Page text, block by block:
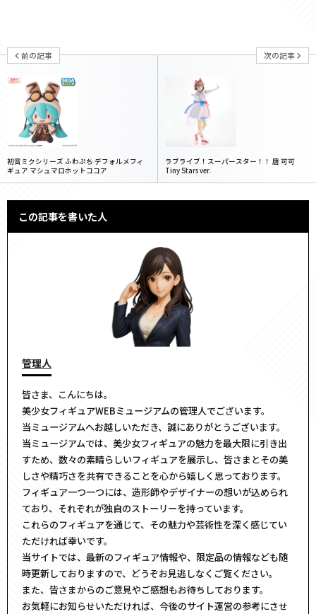
前の記事
初音ミクシリーズ ふわぷち デフォルメフィ
ギュア マシュマロホットココア
次の記事
ラブライブ！スーパースター！！ 唐 可可
Tiny Stars ver.
この記事を書いた人
管理人
皆さま、こんにちは。
美少女フィギュアWEBミュージアムの管理人でございます。
当ミュージアムへお越しいただき、誠にありがとうございます。
当ミュージアムでは、美少女フィギュアの魅力を最大限に引き出
すため、数々の素晴らしいフィギュアを展示し、皆さまとその美
しさや精巧さを共有できることを心から嬉しく思っております。
フィギュア一つ一つには、造形師やデザイナーの想いが込められ
ており、それぞれが独自のストーリーを持っています。
これらのフィギュアを通じて、その魅力や芸術性を深く感じてい
ただければ幸いです。
当サイトでは、最新のフィギュア情報や、限定品の情報なども随
時更新しておりますので、どうぞお見逃しなくご覧ください。
また、皆さまからのご意見やご感想もお待ちしております。
お気軽にお知らせいただければ、今後のサイト運営の参考にさせ